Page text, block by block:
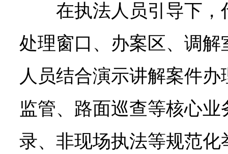
在执法人员引导下
处理窗口、办案区、调
人员结合演示讲解案件
监管、路面巡查等核心
录、非现场执法等规范